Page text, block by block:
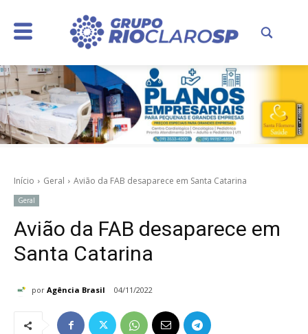
Início Geral Avião da FAB desaparece em Santa Catarina
Geral
Avião da FAB desaparece em
Santa Catarina
por Agência Brasil 04/11/2022